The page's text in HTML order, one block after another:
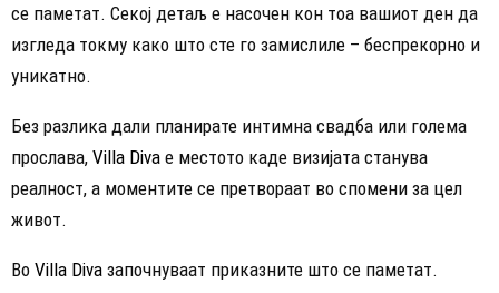
се паметат. Секој детаљ е насочен кон тоа вашиот ден да
изгледа токму како што сте го замислиле – беспрекорно и
уникатно.
Без разлика дали планирате интимна свадба или голема
прослава, Villa Diva е местото каде визијата станува
реалност, а моментите се претвораат во спомени за цел
живот.
Во Villa Diva започнуваат приказните што се паметат.